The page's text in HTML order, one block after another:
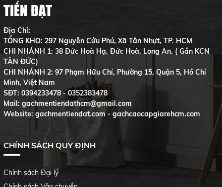
TIẾN ĐẠT
Địa Chỉ:
TỔNG KHO: 297 Nguyễn Cửu Phú, Xã Tân Nhựt, TP. HCM
CHI NHÁNH 1: 38 Đức Hoà Hạ, Đức Hoà, Long An. ( Gần KCN
TÂN ĐỨC)
CHI NHÁNH 2: 97 Phạm Hữu Chí, Phường 15, Quận 5, Hồ Chí
Minh, Việt Nam
SĐT: 0394233478 - 0352383478
Mail: gachmentiendathcm@gmail.com
Website: gachmentiendat.com - gachcaocapgiarehcm.com
CHÍNH SÁCH QUY ĐỊNH
Chính sách Đại lý